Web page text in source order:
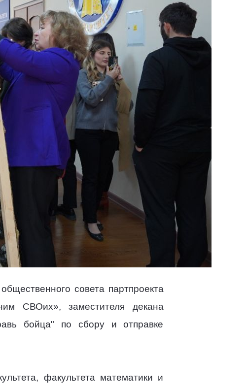
совета партпроекта
СВОих», заместителя декана
бойца" по сбору и отправке
факультета математики и